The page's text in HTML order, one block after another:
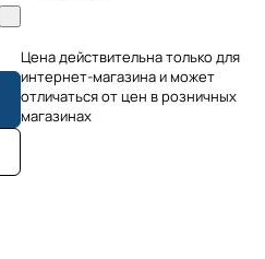
Цена действительна только для
интернет-магазина и может
отличаться от цен в розничных
магазинах